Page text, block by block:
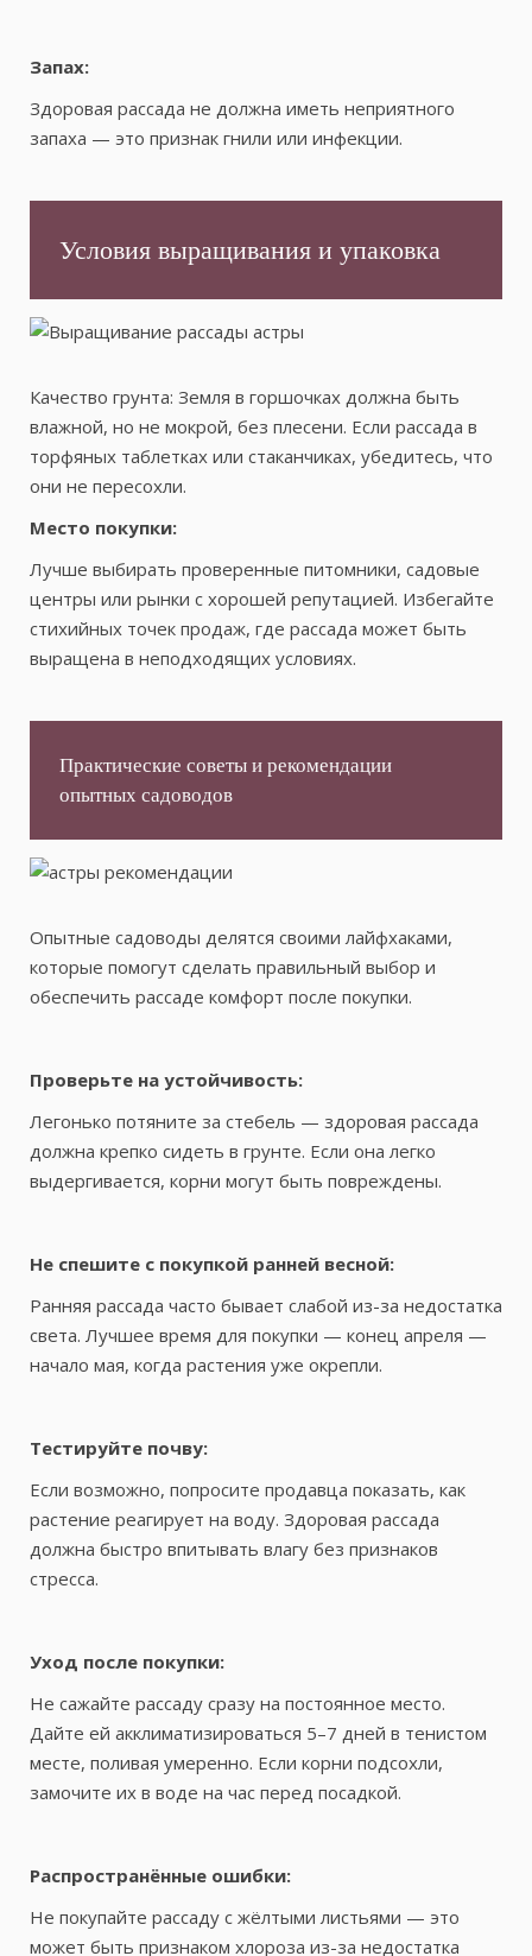
Запах:
Здоровая рассада не должна иметь неприятного
запаха — это признак гнили или инфекции.
Условия выращивания и упаковка
Качество грунта: Земля в горшочках должна быть
влажной, но не мокрой, без плесени. Если рассада в
торфяных таблетках или стаканчиках, убедитесь, что
они не пересохли.
Место покупки:
Лучше выбирать проверенные питомники, садовые
центры или рынки с хорошей репутацией. Избегайте
стихийных точек продаж, где рассада может быть
выращена в неподходящих условиях.
Практические советы и рекомендации
опытных садоводов
Опытные садоводы делятся своими лайфхаками,
которые помогут сделать правильный выбор и
обеспечить рассаде комфорт после покупки.
Проверьте на устойчивость:
Легонько потяните за стебель — здоровая рассада
должна крепко сидеть в грунте. Если она легко
выдергивается, корни могут быть повреждены.
Не спешите с покупкой ранней весной:
Ранняя рассада часто бывает слабой из-за недостатка
света. Лучшее время для покупки — конец апреля —
начало мая, когда растения уже окрепли.
Тестируйте почву:
Если возможно, попросите продавца показать, как
растение реагирует на воду. Здоровая рассада
должна быстро впитывать влагу без признаков
стресса.
Уход после покупки:
Не сажайте рассаду сразу на постоянное место.
Дайте ей акклиматизироваться 5–7 дней в тенистом
месте, поливая умеренно. Если корни подсохли,
замочите их в воде на час перед посадкой.
Распространённые ошибки:
Не покупайте рассаду с жёлтыми листьями — это
может быть признаком хлороза из-за недостатка